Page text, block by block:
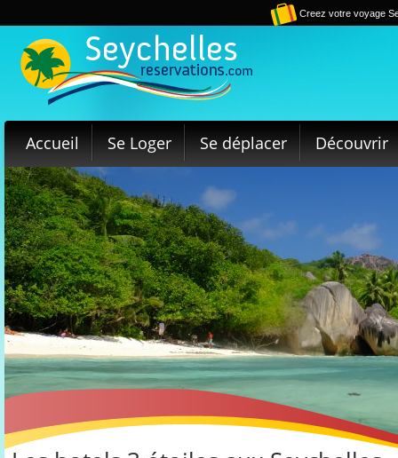
Creez votre voyage
Accueil Se Loger Se déplacer Découvrir